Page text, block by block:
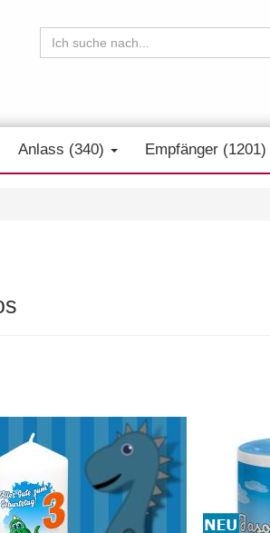
Anlass (340) Empfänger (1201)